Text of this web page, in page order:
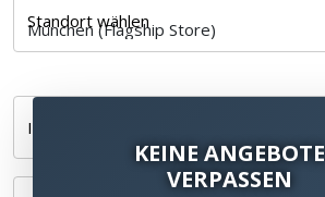
Standort wählen
Ihr Name *
KEINE ANGEBOTE
VERPASSEN